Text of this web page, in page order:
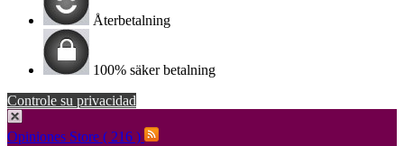
Återbetalning
100% säker betalning
Controle su privacidad
Opiniones Store ( 216 )